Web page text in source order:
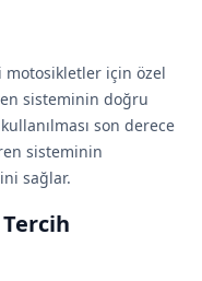
motosikletler için özel
sisteminin doğru
son derece
sisteminin
sağlar.